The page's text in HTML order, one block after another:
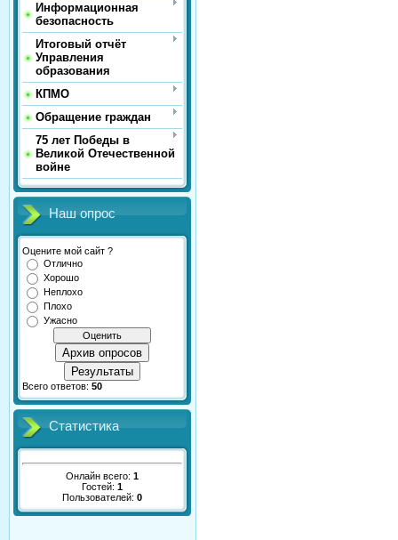
Информационная
безопасность
Итоговый отчёт
Управления
образования
КПМО
Обращение граждан
75 лет Победы в
Великой Отечественной
войне
Наш опрос
Оцените мой сайт ?
Отлично
Хорошо
Неплохо
Плохо
Ужасно
Архив опросов
Результаты
Всего ответов: 50
Статистика
Онлайн всего: 1
Гостей: 1
Пользователей: 0